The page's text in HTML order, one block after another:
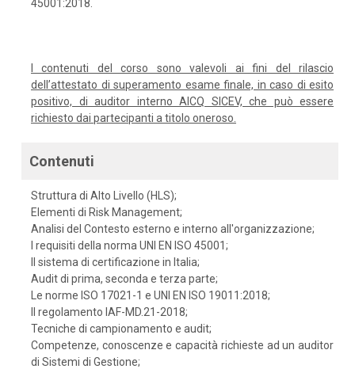
45001:2018.
I contenuti del corso sono valevoli ai fini del rilascio
dell’attestato di superamento esame finale, in caso di esito
positivo, di auditor interno AICQ SICEV, che può essere
richiesto dai partecipanti a titolo oneroso.
Contenuti
Struttura di Alto Livello (HLS);
Elementi di Risk Management;
Analisi del Contesto esterno e interno all'organizzazione;
I requisiti della norma UNI EN ISO 45001;
Il sistema di certificazione in Italia;
Audit di prima, seconda e terza parte;
Le norme ISO 17021-1 e UNI EN ISO 19011:2018;
Il regolamento IAF-MD.21-2018;
Tecniche di campionamento e audit;
Competenze, conoscenze e capacità richieste ad un auditor
di Sistemi di Gestione;